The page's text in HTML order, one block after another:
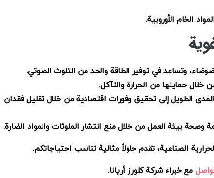
الخام الأوروبية.
وتساعد في توفير الطاقة والحد من التلوث الصوتي.
خلال حمايتها من الحرارة والتآكل.
الطويل إلى تحقيق وفورات اقتصادية من خلال تقليل فقدان
وصحة بيئة العمل من خلال منع انتشار الملوثات والمواد الضارة.
الصناعية، تقدم حلولاً مثالية تناسب احتياجاتكم.
مع خبراء شركة كلورز أريانا.